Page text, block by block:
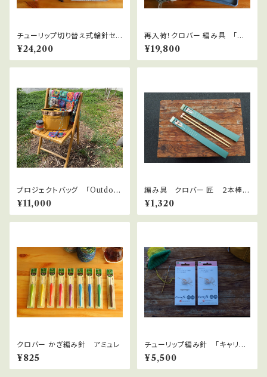
チューリップ切り替え式輪針セッ
ト Carry C Long （キャリーシ
ー・ロング）
¥24,200
再入荷！クロバー 編み具 「匠」
輪針セット〈コンボ・ロング〉
¥19,800
プロジェクトバッグ 「Outdoo
r Project Bag」 〜いつでもど
こでも編み物を楽しもう〜
¥11,000
編み具 クロバー 匠 ２本棒
針 超極太用7mm、8mm、10
mm
¥1,320
クロバー かぎ編み針 アミュレ
¥825
チューリップ編み針 「キャリー
S」細 切り替え式竹針セット
¥5,500